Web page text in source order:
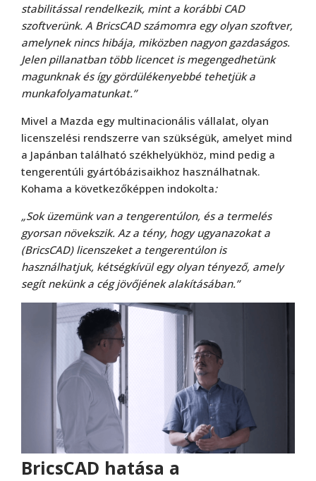
stabilitással rendelkezik, mint a korábbi CAD
szoftverünk. A BricsCAD számomra egy olyan szoftver,
amelynek nincs hibája, miközben nagyon gazdaságos.
Jelen pillanatban több licencet is megengedhetünk
magunknak és így gördülékenyebbé tehetjük a
munkafolyamatunkat.”
Mivel a Mazda egy multinacionális vállalat, olyan
licenszelési rendszerre van szükségük, amelyet mind
a Japánban található székhelyükhöz, mind pedig a
tengerentúli gyártóbázisaikhoz használhatnak.
Kohama a következőképpen indokolta:
„Sok üzemünk van a tengerentúlon, és a termelés
gyorsan növekszik. Az a tény, hogy ugyanazokat a
(BricsCAD) licenszeket a tengerentúlon is
használhatjuk, kétségkívül egy olyan tényező, amely
segít nekünk a cég jövőjének alakításában.”
BricsCAD hatása a